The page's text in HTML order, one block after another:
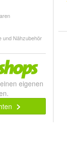
und Nähzubehör
eigenen